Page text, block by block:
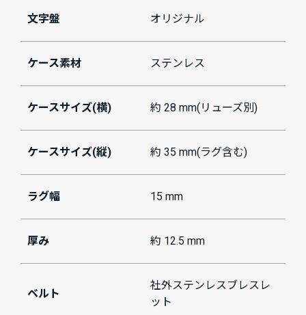
文字盤 オリジナル
ケース素材 ステンレス
ケースサイズ(横) 約 28 mm(リューズ別)
ケースサイズ(縦) 約 35 mm(ラグ含む)
ラグ幅 15 mm
厚み 約 12.5 mm
ベルト
社外ステンレスブレスレ
ット